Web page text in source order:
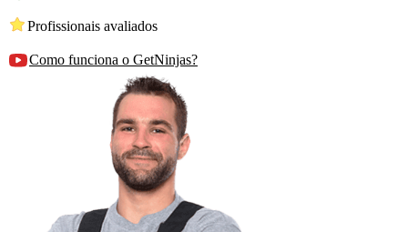
Profissionais avaliados
Como funciona o GetNinjas?